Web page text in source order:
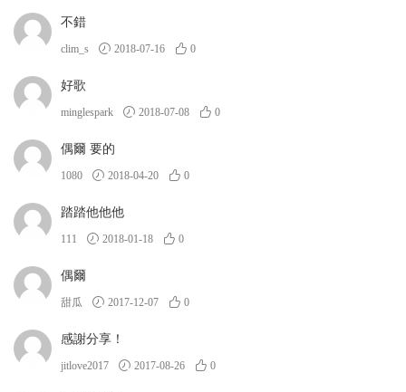
不錯
clim_s 2018-07-16 0
好歌
minglespark 2018-07-08 0
偶爾 要的
1080 2018-04-20 0
踏踏他他他
111 2018-01-18 0
偶爾
甜瓜 2017-12-07 0
感謝分享！
jitlove2017 2017-08-26 0